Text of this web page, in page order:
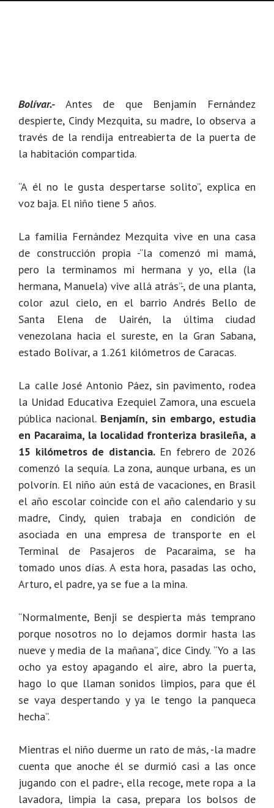
Bolívar.- Antes de que Benjamín Fernández
despierte, Cindy Mezquita, su madre, lo observa a
través de la rendija entreabierta de la puerta de
la habitación compartida.
“A él no le gusta despertarse solito”, explica en
voz baja. El niño tiene 5 años.
La familia Fernández Mezquita vive en una casa
de construcción propia -“la comenzó mi mamá,
pero la terminamos mi hermana y yo, ella (la
hermana, Manuela) vive allá atrás”-, de una planta,
color azul cielo, en el barrio Andrés Bello de
Santa Elena de Uairén, la última ciudad
venezolana hacia el sureste, en la Gran Sabana,
estado Bolívar, a 1.261 kilómetros de Caracas.
La calle José Antonio Páez, sin pavimento, rodea
la Unidad Educativa Ezequiel Zamora, una escuela
pública nacional. Benjamín, sin embargo, estudia
en Pacaraima, la localidad fronteriza brasileña, a
15 kilómetros de distancia.En febrero de 2026
comenzó la sequía. La zona, aunque urbana, es un
polvorín. El niño aún está de vacaciones, en Brasil
el año escolar coincide con el año calendario y su
madre, Cindy, quien trabaja en condición de
asociada en una empresa de transporte en el
Terminal de Pasajeros de Pacaraima, se ha
tomado unos días. A esta hora, pasadas las ocho,
Arturo, el padre, ya se fue a la mina.
“Normalmente, Benji se despierta más temprano
porque nosotros no lo dejamos dormir hasta las
nueve y media de la mañana”, dice Cindy. “Yo a las
ocho ya estoy apagando el aire, abro la puerta,
hago lo que llaman sonidos limpios, para que él
se vaya despertando y ya le tengo la panqueca
hecha”.
Mientras el niño duerme un rato de más, -la madre
cuenta que anoche él se durmió casi a las once
jugando con el padre-, ella recoge, mete ropa a la
lavadora, limpia la casa, prepara los bolsos de